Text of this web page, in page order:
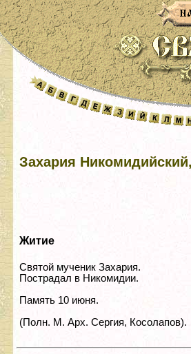
Захария
Житие
Святой мученик Захария.
Пострадал в Никомидии.
Память 10 июня.
(Полн. М. Арх. Сергия, Косолапов).